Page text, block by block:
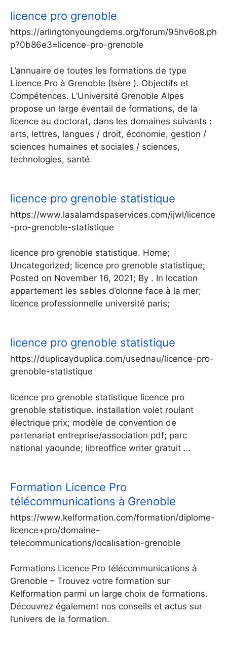
licence pro grenoble
https://arlingtonyoungdems.org/forum/95hv6o8.ph
p?0b86e3=licence-pro-grenoble
L’annuaire de toutes les formations de type
Licence Pro à Grenoble (Isère ). Objectifs et
Compétences. L’Université Grenoble Alpes
propose un large éventail de formations, de la
licence au doctorat, dans les domaines suivants :
arts, lettres, langues / droit, économie, gestion /
sciences humaines et sociales / sciences,
technologies, santé.
licence pro grenoble statistique
https://www.lasalamdspaservices.com/ijwl/licence
-pro-grenoble-statistique
licence pro grenoble statistique. Home;
Uncategorized; licence pro grenoble statistique;
Posted on November 16, 2021; By . In location
appartement les sables d’olonne face à la mer;
licence professionnelle université paris;
licence pro grenoble statistique
https://duplicayduplica.com/usednau/licence-pro-
grenoble-statistique
licence pro grenoble statistique licence pro
grenoble statistique. installation volet roulant
électrique prix; modèle de convention de
partenariat entreprise/association pdf; parc
national yaounde; libreoffice writer gratuit …
Formation Licence Pro
télécommunications à Grenoble
https://www.kelformation.com/formation/diplome-
licence+pro/domaine-
telecommunications/localisation-grenoble
Formations Licence Pro télécommunications à
Grenoble – Trouvez votre formation sur
Kelformation parmi un large choix de formations.
Découvrez également nos conseils et actus sur
l’univers de la formation.